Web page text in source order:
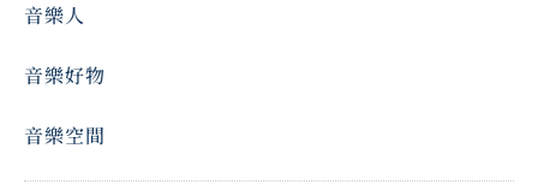
音樂人
音樂好物
音樂空間